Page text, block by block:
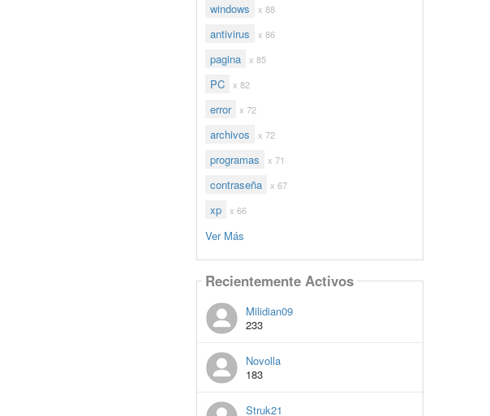
windows x 88
antivirus x 86
pagina x 85
PC x 82
error x 72
archivos x 72
programas x 71
contraseña x 67
xp x 66
Ver Más
Recientemente Activos
Milidian09
233
Novolla
183
Struk21